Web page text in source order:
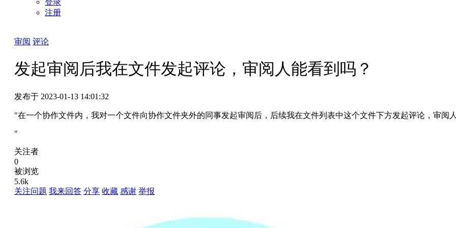
登录
注册
审阅 评论
发起审阅后我在文件发起评论，审阅人能看到吗？
发布于 2023-01-13 14:01:32
"在一个协作文件内，我对一个文件向协作文件夹外的同事发起审阅后，后续我在文件列表中这个文件下方发起评论，审阅
"
关注者
0
被浏览
5.6k
关注问题 我来回答 分享 收藏 感谢 举报